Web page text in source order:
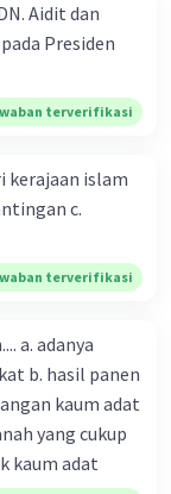
Aidit dan
Presiden
terverifikasi
kerajaan islam
terverifikasi
a. adanya
b. hasil panen
kaum adat
yang cukup
kaum adat